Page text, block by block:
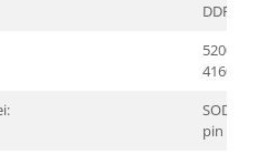
DDR5
41600)
pin